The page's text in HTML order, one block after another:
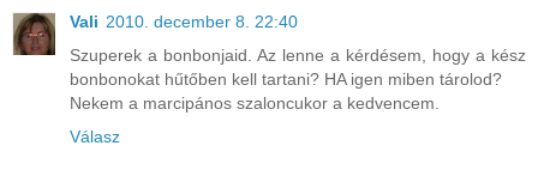
Vali 2010. december 8. 22:40
Szuperek a bonbonjaid. Az lenne a kérdésem, hogy a kész
bonbonokat hűtőben kell tartani? HA igen miben tárolod?
Nekem a marcipános szaloncukor a kedvencem.
Válasz